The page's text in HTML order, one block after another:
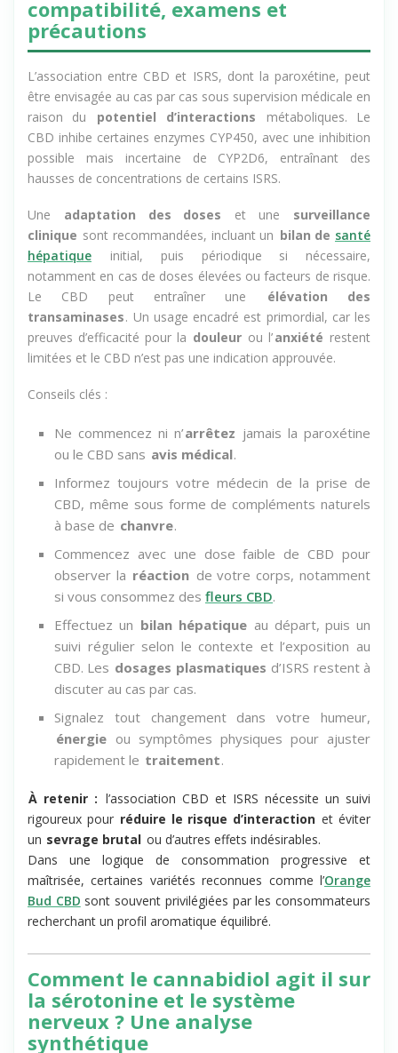
CBD et antidépresseurs :
compatibilité, examens et
précautions
L’association entre CBD et ISRS, dont la paroxétine, peut
être envisagée au cas par cas sous supervision médicale en
raison du potentiel d’interactions métaboliques. Le
CBD inhibe certaines enzymes CYP450, avec une inhibition
possible mais incertaine de CYP2D6, entraînant des
Uneadaptation des doseset unesurveillance
cliniquesont recommandées, incluant un bilan desanté
hépatiqueinitial, puis périodique si nécessaire,
notamment en cas de doses élevées ou facteurs de risque.
Le CBD peut entraîner une élévation des
transaminases. Un usage encadré est primordial, car les
preuves d’efficacité pour ladouleurou l’anxiétérestent
Ne commencez ni n’arrêtez
Informez toujours votre médecin de la prise de
CBD, même sous forme de compléments naturels
Commencez avec une dose faible de CBD pour
observer laréactionde votre corps, notamment
si vous consommez des
Effectuez un bilan hépatiqueau départ, puis un
suivi régulier selon le contexte et l’exposition au
CBD. Lesdosages plasmatiques
Signalez tout changement dans votre humeur,
énergieou symptômes physiques pour ajuster
À retenir :l’association CBD et ISRS nécessite un suivi
rigoureux pourréduire le risque d’interactionet éviter
unsevrage brutalou d’autres effets indésirables.
Dans une logique de consommation progressive et
maîtrisée, certaines variétés reconnues comme l’Orange
Bud CBDsont souvent privilégiées par les consommateurs
Comment le cannabidiol agit il sur
la sérotonine et le système
nerveux ? Une analyse